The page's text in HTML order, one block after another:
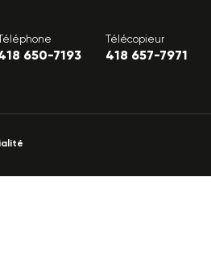
650-7193
Télécopieur
418 657-7971